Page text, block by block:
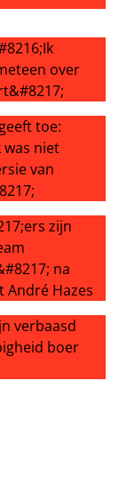
meteen
toe: ‘Ik was
’team Monique’